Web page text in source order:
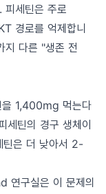
피세틴은 주로
경로를 억제합니
지 다른 "생존 전
을 1,400mg 먹는다
틴의 경구 생체이
틴은 더 낮아서 2-
구실은 이 문제의